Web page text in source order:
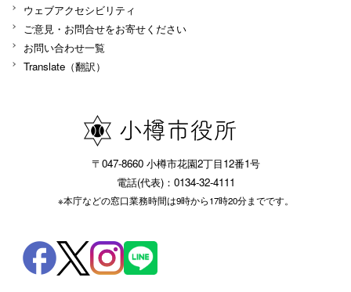
ウェブアクセシビリティ
ご意見・お問合せをお寄せください
お問い合わせ一覧
Translate（翻訳）
〒047-8660 小樽市花園2丁目12番1号
電話(代表)：0134-32-4111
※本庁などの窓口業務時間は9時から17時20分までです。